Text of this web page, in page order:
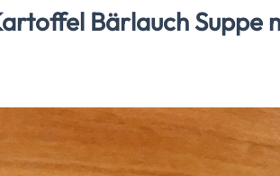
Bärlauch Suppe